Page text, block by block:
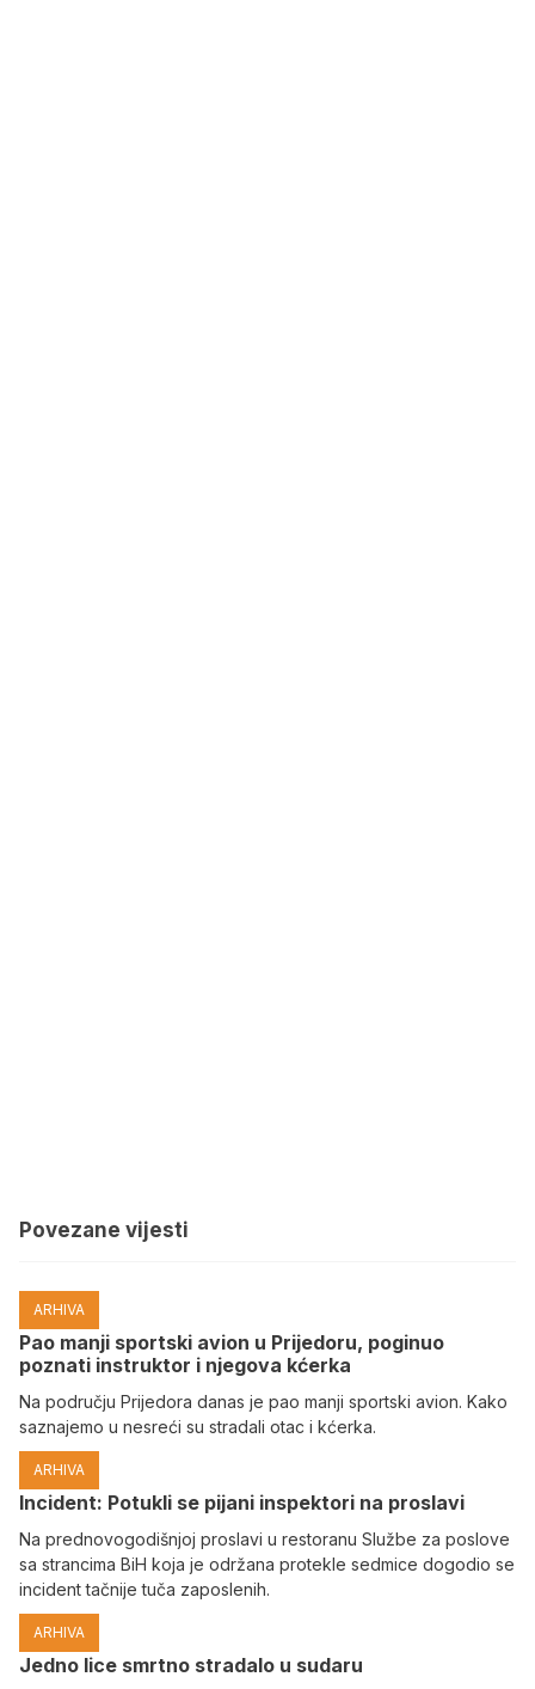
Povezane vijesti
ARHIVA
Pao manji sportski avion u Prijedoru, poginuo
poznati instruktor i njegova kćerka
Na području Prijedora danas je pao manji sportski avion. Kako
saznajemo u nesreći su stradali otac i kćerka.
ARHIVA
Incident: Potukli se pijani inspektori na proslavi
Na prednovogodišnjoj proslavi u restoranu Službe za poslove
sa strancima BiH koja je održana protekle sedmice dogodio se
incident tačnije tuča zaposlenih.
ARHIVA
Јedno lice smrtno stradalo u sudaru